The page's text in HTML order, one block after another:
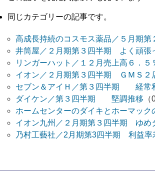
同じカテゴリーの記事です。
高成長持続のコスモス薬品／５月期第
井筒屋／２月期第３四半期 よく頑張
リンガーハット／１２月売上高６．５
イオン／２月期第３四半期 ＧＭＳ２
セブン＆アイＨ／第３四半期 経常
ダイケン／第３四半期 堅調推移
ホームセンターのダイキとホーマッ
イオン九州／２月期第３四半期 ゆめ
乃村工藝社／2月期第3四半期 利益率